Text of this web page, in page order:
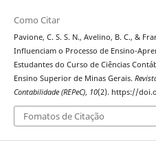
Como Citar
Pavione, C. S. S. N., Avelino, B. C., &
Influenciam o Processo de Ensino-
Estudantes do Curso de Ciências
Ensino Superior de Minas Gerais.
Contabilidade (REPeC), 10(2). https://
Fomatos de Citação